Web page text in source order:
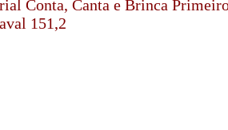
Conta, Canta e Brinca
151,2